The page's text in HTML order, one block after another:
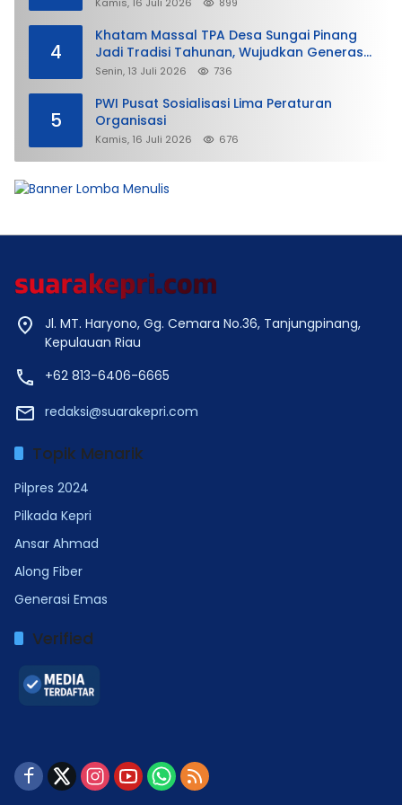
4
Khatam Massal TPA Desa Sungai Pinang
Jadi Tradisi Tahunan, Wujudkan Generasi
Qurani
Senin, 13 Juli 2026 736
5
PWI Pusat Sosialisasi Lima Peraturan
Organisasi
Kamis, 16 Juli 2026 676
Jl. MT. Haryono, Gg. Cemara No.36, Tanjungpinang,
Kepulauan Riau
+62 813-6406-6665
redaksi@suarakepri.com
Topik Menarik
Pilpres 2024
Pilkada Kepri
Ansar Ahmad
Along Fiber
Generasi Emas
Verified